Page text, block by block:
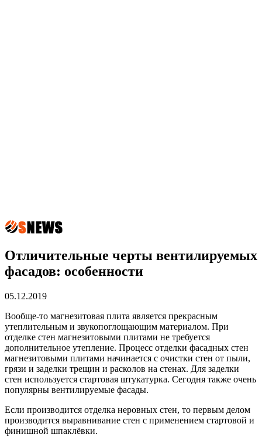
Отличительные черты вентилируемых
фасадов: особенности
05.12.2019
Вообще-то магнезитовая плита является прекрасным
утеплительным и звукопоглощающим материалом. При
отделке стен магнезитовыми плитами не требуется
дополнительное утепление. Процесс отделки фасадных стен
магнезитовыми плитами начинается с очистки стен от пыли,
грязи и заделки трещин и расколов на стенах. Для заделки
стен используется стартовая штукатурка. Сегодня также очень
популярны вентилируемые фасады.
Если производится отделка неровных стен, то первым делом
производится выравнивание стен с применением стартовой и
финишной шпаклёвки.